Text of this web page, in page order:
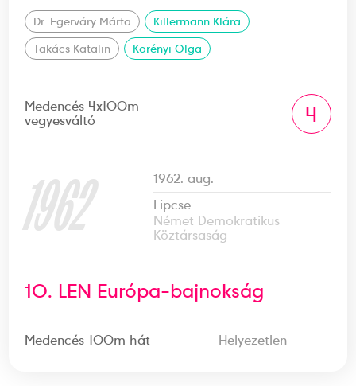
Dr. Egerváry Márta
Killermann Klára
Takács Katalin
Korényi Olga
Medencés 4x100m
vegyesváltó
4
1962
1962. aug.
Lipcse
Német Demokratikus
Köztársaság
10. LEN Európa-bajnokság
Medencés 100m hát Helyezetlen